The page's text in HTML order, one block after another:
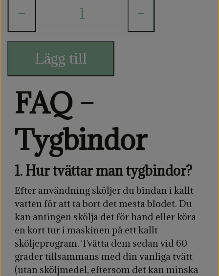
användas vid måttlig inkontinens.
uppsugningsförmåga och är designade för att
ge ett tryggt och bekvämt skydd i vardagen,
antingen förvaras i en wetbag tills de ska
tvättas, eller så kan du lägga dem direkt i
tvättmaskinen på 60 grader.
− +
Lägg till
FAQ –
Tygbindor
1. Hur tvättar man tygbindor?
Efter användning sköljer du bindan i kallt
vatten för att ta bort det mesta blodet. Du
kan antingen skölja det för hand eller köra
en kort tur i maskinen på ett kallt
sköljeprogram. Tvätta dem sedan vid 60
grader tillsammans med din vanliga tvätt
(utan sköljmedel, eftersom det kan minska